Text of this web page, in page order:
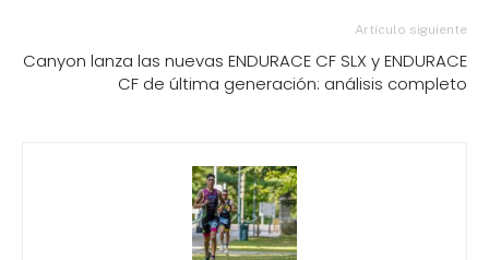
Artículo siguiente
Canyon lanza las nuevas ENDURACE CF SLX y ENDURACE
CF de última generación: análisis completo